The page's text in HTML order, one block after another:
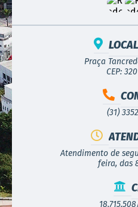
Praça
CEP:
(31)
Atendimento de
feira, das